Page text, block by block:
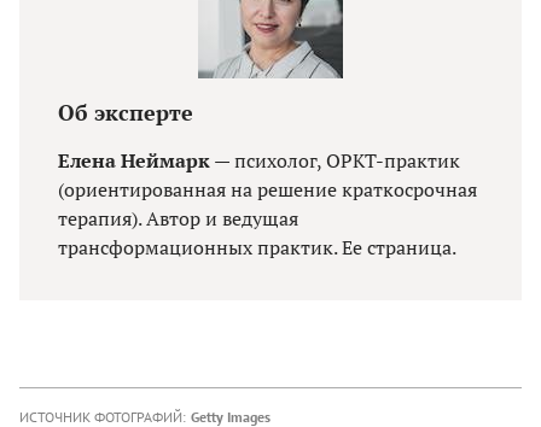
Об эксперте
Елена Неймарк— психолог, ОРКТ-практик
(ориентированная на решение краткосрочная
терапия). Автор и ведущая
трансформационных практик. Ее страница.
ИСТОЧНИК ФОТОГРАФИЙ: Getty Images